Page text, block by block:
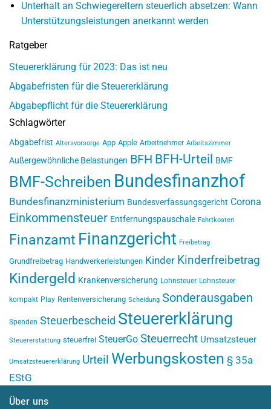
Unterhalt an Schwiegereltern steuerlich absetzen: Wann
Unterstützungsleistungen anerkannt werden
Ratgeber
Steuererklärung für 2023: Das ist neu
Abgabefristen für die Steuererklärung
Abgabepflicht für die Steuererklärung
Schlagwörter
Abgabefrist Altersvorsorge App Apple Arbeitnehmer Arbeitszimmer
Außergewöhnliche Belastungen BFH BFH-Urteil BMF
BMF-Schreiben Bundesfinanzhof
Bundesfinanzministerium Bundesverfassungsgericht Corona
Einkommensteuer Entfernungspauschale Fahrtkosten
Finanzamt Finanzgericht Freibetrag
Grundfreibetrag Handwerkerleistungen Kinder Kinderfreibetrag
Kindergeld Krankenversicherung Lohnsteuer Lohnsteuer
kompakt Play Rentenversicherung Scheidung Sonderausgaben
Spenden Steuerbescheid Steuererklärung
Steuererstattung steuerfrei SteuerGo Steuerrecht Umsatzsteuer
Umsatzsteuererklärung Urteil Werbungskosten § 35a
EStG
Über uns